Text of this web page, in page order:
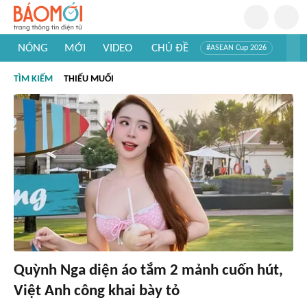
NÓNG MỚI VIDEO CHỦ ĐỀ #ASEAN Cup 2026
#Khám phá thế giới
TÌM KIẾM THIẾU MUỐI
Quỳnh Nga diện áo tắm 2 mảnh cuốn hút,
Việt Anh công khai bày tỏ